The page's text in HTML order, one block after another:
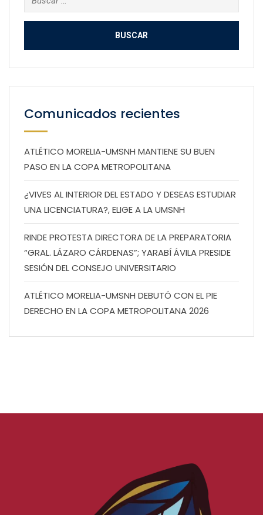
Comunicados recientes
ATLÉTICO MORELIA-UMSNH MANTIENE SU BUEN
PASO EN LA COPA METROPOLITANA
¿VIVES AL INTERIOR DEL ESTADO Y DESEAS ESTUDIAR
UNA LICENCIATURA?, ELIGE A LA UMSNH
RINDE PROTESTA DIRECTORA DE LA PREPARATORIA
“GRAL. LÁZARO CÁRDENAS”; YARABÍ ÁVILA PRESIDE
SESIÓN DEL CONSEJO UNIVERSITARIO
ATLÉTICO MORELIA-UMSNH DEBUTÓ CON EL PIE
DERECHO EN LA COPA METROPOLITANA 2026